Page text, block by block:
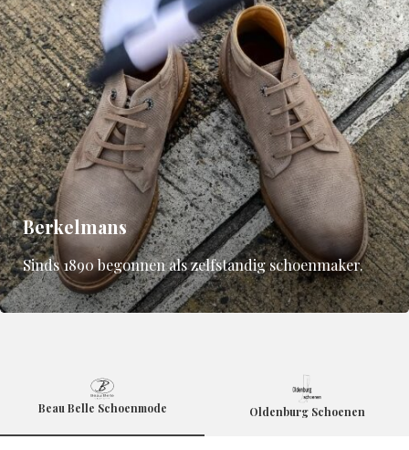
Berkelmans
Sinds 1890 begonnen als zelfstandig schoenmaker.
Beau Belle Schoenmode Oldenburg Schoenen